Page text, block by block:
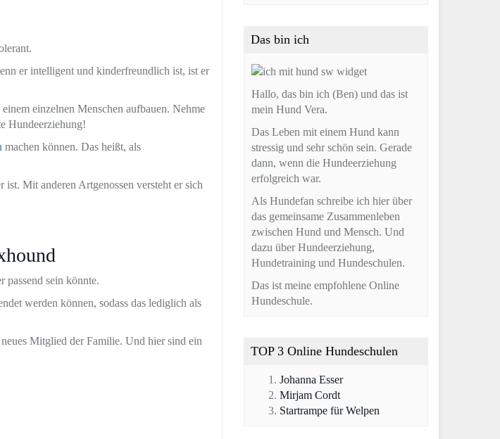
er intelligent und kinderfreundlich ist, ist er
einzelnen Menschen aufbauen. Nehme
Hundeerziehung!
machen können. Das heißt, als
Mit anderen Artgenossen versteht er sich
passend sein könnte.
werden können, sodass das lediglich als
Mitglied der Familie. Und hier sind ein
Das bin ich
Hallo, das bin ich (Ben) und das ist
mein Hund Vera.
Das Leben mit einem Hund kann
stressig und sehr schön sein. Gerade
dann, wenn die Hundeerziehung
erfolgreich war.
Als Hundefan schreibe ich hier über
das gemeinsame Zusammenleben
zwischen Hund und Mensch. Und
dazu über Hundeerziehung,
Hundetraining und Hundeschulen.
Das ist meine empfohlene Online
Hundeschule.
TOP 3 Online Hundeschulen
Johanna Esser
Mirjam Cordt
Startrampe für Welpen